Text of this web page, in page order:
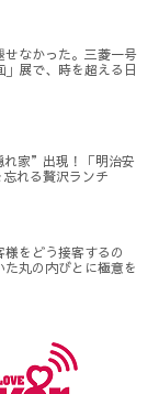
せなかった。三菱一号
展で、時を超える日
家”出現！「明治安
れる贅沢ランチ
様をどう接客するの
丸の内びとに極意を